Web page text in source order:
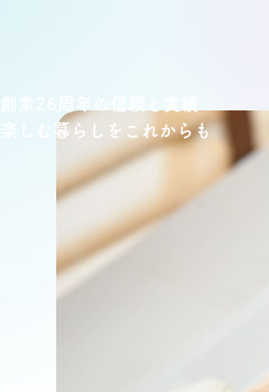
創業26周年の信頼と実績
楽しむ暮らしをこれからも